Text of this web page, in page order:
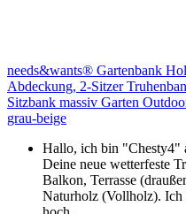
needs&wants® Gartenbank
Abdeckung, 2-Sitzer
Sitzbank massiv Garten
grau-beige
Hallo, ich bin "Chesty4"
Deine neue wetterfeste
Balkon, Terrasse
Naturholz (Vollholz). Ich